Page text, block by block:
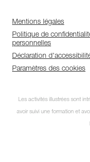
Mentions légales
Politique de
personnelles
Déclaration
Paramètres des cookies
Les activités illustrées sont
avoir suivi une formation et